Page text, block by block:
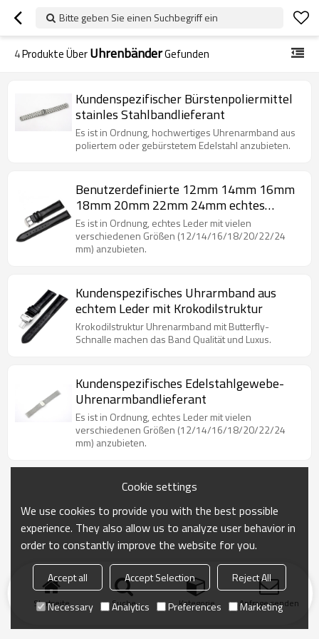
Bitte geben Sie einen Suchbegriff ein
4Produkte ÜberUhrenbänderGefunden
Kundenspezifischer Bürstenpoliermittel
stainles Stahlbandlieferant
Es ist in Ordnung, hochwertiges Uhrenarmband aus
poliertem oder gebürstetem Edelstahl anzubieten.
Benutzerdefinierte 12mm 14mm 16mm
18mm 20mm 22mm 24mm echtes
Lederarmband
Es ist in Ordnung, echtes Leder mit vielen
verschiedenen Größen (12/14/16/18/20/22/24
mm) anzubieten.
Kundenspezifisches Uhrarmband aus
echtem Leder mit Krokodilstruktur
Krokodilstruktur Uhrenarmband mit Butterfly-
Schnalle machen das Band Qualität und Luxus.
Kundenspezifisches Edelstahlgewebe-
Uhrenarmbandlieferant
Es ist in Ordnung, echtes Leder mit vielen
verschiedenen Größen (12/14/16/18/20/22/24
mm) anzubieten.
Startseite Suche Kategorie Anfrage senden
Cookie settings
We use cookies to provide you with the best possible
experience. They also allow us to analyze user behavior in
order to constantly improve the website for you.
Accept all Accept Selection
Reject All
Necessary
Analytics Preferences Marketing